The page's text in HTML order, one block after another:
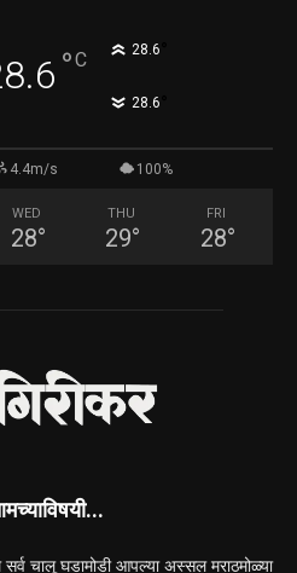
°C 28.6
28.6
4.4m/s 100%
WED
28°
THU
29°
FRI
28°
चालू घडामोडी आपल्या अस्सल मराठमोळ्या